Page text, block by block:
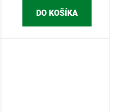
DO KOŠÍKA